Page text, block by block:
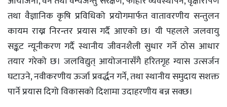
तथा वैज्ञानिक कृषि प्रविधिको प्रयोगमार्फत वातावरणीय सन्तुलन
कायम राख्न निरन्तर प्रयास गर्दै आएको छ। यी पहलले जलवायु
सङ्कट न्यूनीकरण गर्दै स्थानीय जीवनशैली सुधार गर्ने ठोस आधार
तयार गरेको छ। जलविद्युत्‌ आयोजनासँगै हरितगृह ग्यास उत्सर्जन
घटाउने, नवीकरणीय ऊर्जा प्रवर्द्धन गर्ने, तथा स्थानीय समुदाय सशक्त
पार्ने प्रयास दिगो विकासको दिशामा उदाहरणीय बन्न सक्छ।